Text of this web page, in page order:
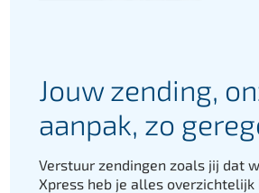
Jouw zending,
aanpak, zo
Verstuur zendingen zoals jij dat
Xpress heb je alles overzichtelijk